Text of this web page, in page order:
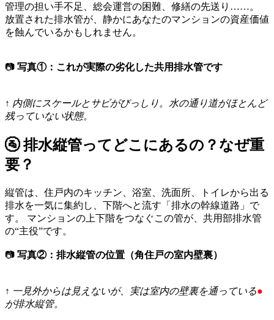
管理の担い手不足、総会運営の困難、修繕の先送り……。
放置された排水管が、静かにあなたのマンションの資産価値
を蝕んでいるかもしれません。
📷 写真①：これが実際の劣化した共用排水管です
↑ 内側にスケールとサビがびっしり。水の通り道がほとんど
残っていない状態。
🚰 排水縦管ってどこにあるの？なぜ重
要？
縦管は、住戸内のキッチン、浴室、洗面所、トイレから出る
排水を一気に集約し、下階へと流す「排水の幹線道路」で
す。 マンションの上下階をつなぐこの管が、共用部排水管
の“主役”です。
📷 写真②：排水縦管の位置（角住戸の室内壁裏）
↑ 一見外からは見えないが、実は室内の壁裏を通っている●
が排水縦管。